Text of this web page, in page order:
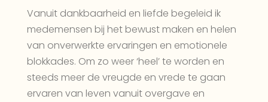
Vanuit dankbaarheid en liefde begeleid ik
medemensen bij het bewust maken en helen
van onverwerkte ervaringen en emotionele
blokkades. Om zo weer ‘heel’ te worden en
steeds meer de vreugde en vrede te gaan
ervaren van leven vanuit overgave en